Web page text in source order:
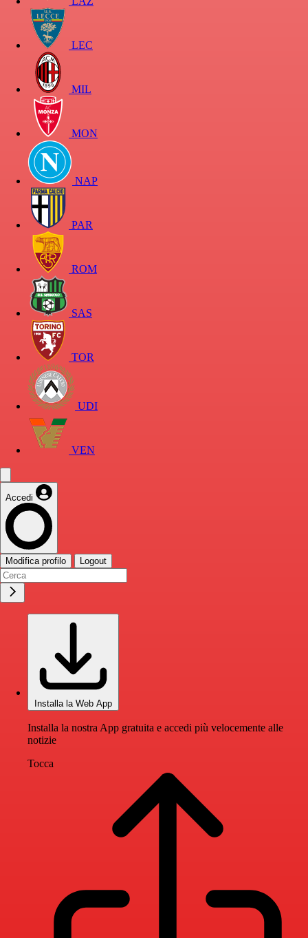
LEC
MIL
MON
NAP
PAR
ROM
SAS
TOR
UDI
VEN
Accedi
Modifica profilo Logout
Installa la Web App
Installa la nostra App gratuita e accedi più velocemente alle
notizie
Tocca